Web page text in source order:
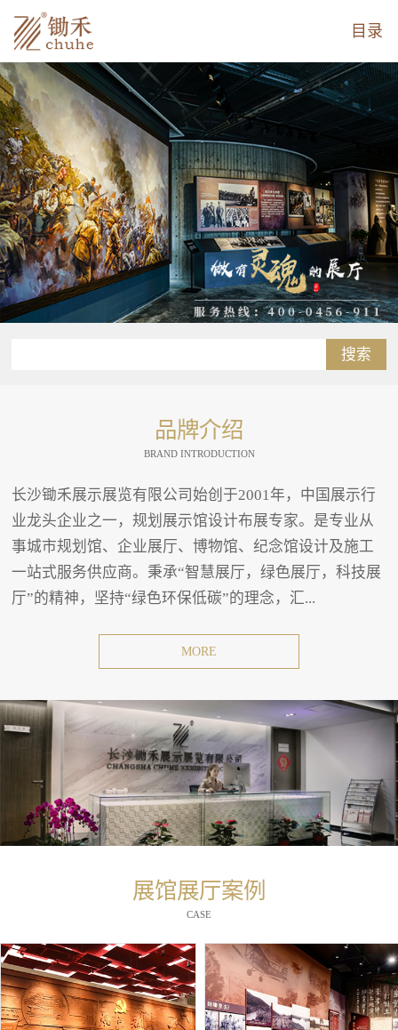
目录
搜索
品牌介绍
BRAND INTRODUCTION
长沙锄禾展示展览有限公司始创于2001年，中国展示行
业龙头企业之一，规划展示馆设计布展专家。是专业从
事城市规划馆、企业展厅、博物馆、纪念馆设计及施工
一站式服务供应商。秉承“智慧展厅，绿色展厅，科技展
厅”的精神，坚持“绿色环保低碳”的理念，汇...
MORE
展馆展厅案例
CASE